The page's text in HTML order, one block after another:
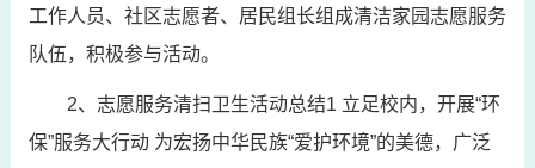
工作人员、社区志愿者、居民组长组成清洁家园志愿服务
队伍，积极参与活动。
2、志愿服务清扫卫生活动总结1 立足校内，开展“环
保”服务大行动 为宏扬中华民族“爱护环境”的美德，广泛